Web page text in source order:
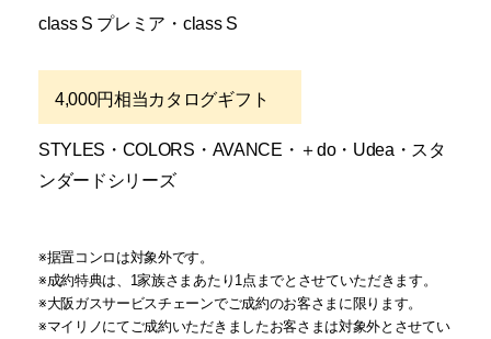
class S プレミア・class S
4,000円相当カタログギフト
STYLES・COLORS・AVANCE・＋do・Udea・スタ
ンダードシリーズ
据置コンロは対象外です。
成約特典は、1家族さまあたり1点までとさせていただきます。
大阪ガスサービスチェーンでご成約のお客さまに限ります。
マイリノにてご成約いただきましたお客さまは対象外とさせてい